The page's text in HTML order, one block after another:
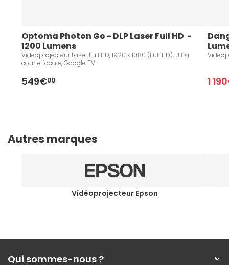
Optoma Photon Go - DLP Laser Full HD  -
1200 Lumens
Vidéoprojecteur Laser Full HD, 1920 x 1080 (Full HD), Ultra
courte focale, Google TV
549€00 1
Autres marques
Vidéoprojecteur Epson
Qui sommes-nous ?